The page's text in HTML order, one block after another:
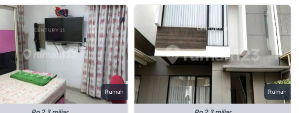
Rumah Rumah